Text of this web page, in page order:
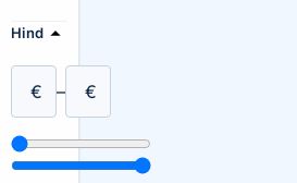
Hind
€ – €